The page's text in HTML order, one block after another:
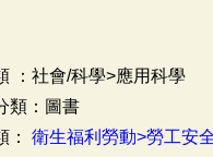
：社會/科學>應用科學
類：圖書
： 衛生福利勞動>勞工安